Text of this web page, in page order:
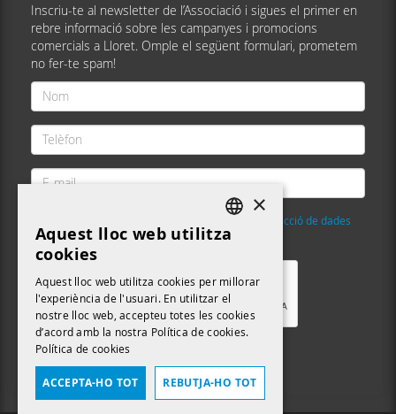
Inscriu-te al newsletter de l’Associació i sigues el primer en
rebre informació sobre les campanyes i promocions
comercials a Lloret. Omple el següent formulari, prometem
no fer-te spam!
Nom
*
Telèfon
*
E-
Política de privacitat i protecció de dades
Validació
Enviar
DEFAULT LANGUAGE
×
Aquest lloc web utilitza
cookies
Aquest lloc web utilitza cookies per millorar
l'experiència de l'usuari. En utilitzar el
nostre lloc web, accepteu totes les cookies
d’acord amb la nostra Política de cookies.
Política de cookies
ACCEPTA-HO TOT REBUTJA-HO TOT